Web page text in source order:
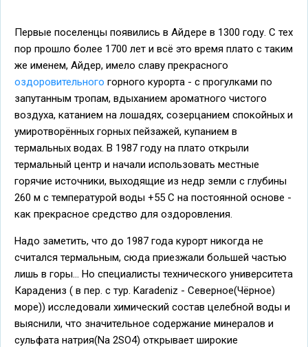
Первые поселенцы появились в Айдере в 1300 году. С тех
пор прошло более 1700 лет и всё это время плато с таким
же именем, Айдер, имело славу прекрасного
оздоровительного горного курорта - с прогулками по
запутанным тропам, вдыханием ароматного чистого
воздуха, катанием на лошадях, созерцанием спокойных и
умиротворённых горных пейзажей, купанием в
термальных водах. В 1987 году на плато открыли
термальный центр и начали использовать местные
горячие источники, выходящие из недр земли с глубины
260 м с температурой воды +55 С на постоянной основе -
как прекрасное средство для оздоровления.
Надо заметить, что до 1987 года курорт никогда не
считался термальным, сюда приезжали большей частью
лишь в горы... Но специалисты технического университета
Карадениз ( в пер. с тур. Karadeniz - Северное(Чёрное)
море)) исследовали химический состав целебной воды и
выяснили, что значительное содержание минералов и
сульфата натрия(Na 2SO4) открывает широкие